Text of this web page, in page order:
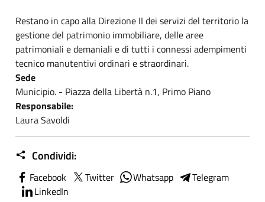
Restano in capo alla Direzione II dei servizi del territorio la
gestione del patrimonio immobiliare, delle aree
patrimoniali e demaniali e di tutti i connessi adempimenti
tecnico manutentivi ordinari e straordinari.
Sede
Municipio. - Piazza della Libertà n.1, Primo Piano
Responsabile:
Laura Savoldi
Condividi:
Facebook Twitter Whatsapp
Telegram
LinkedIn